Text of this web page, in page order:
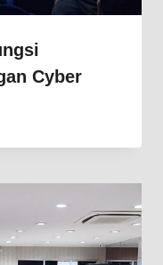
Cyber